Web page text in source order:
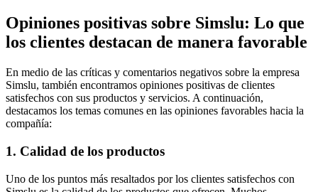
Opiniones positivas sobre Simslu: Lo que
los clientes destacan de manera favorable
En medio de las críticas y comentarios negativos sobre la empresa
Simslu, también encontramos opiniones positivas de clientes
satisfechos con sus productos y servicios. A continuación,
destacamos los temas comunes en las opiniones favorables hacia la
compañía:
1. Calidad de los productos
Uno de los puntos más resaltados por los clientes satisfechos con